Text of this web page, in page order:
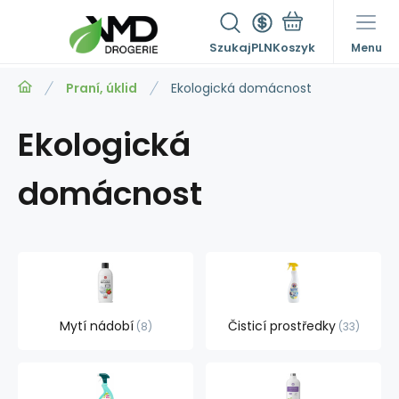
SzukajPLN Menu
Praní, úklid Ekologická domácnost
Ekologická
domácnost
Mytí nádobí 8 Čisticí prostředky 33